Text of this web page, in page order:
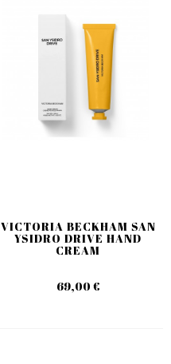
VICTORIA BECKHAM SAN
YSIDRO DRIVE HAND
CREAM
69,00 €